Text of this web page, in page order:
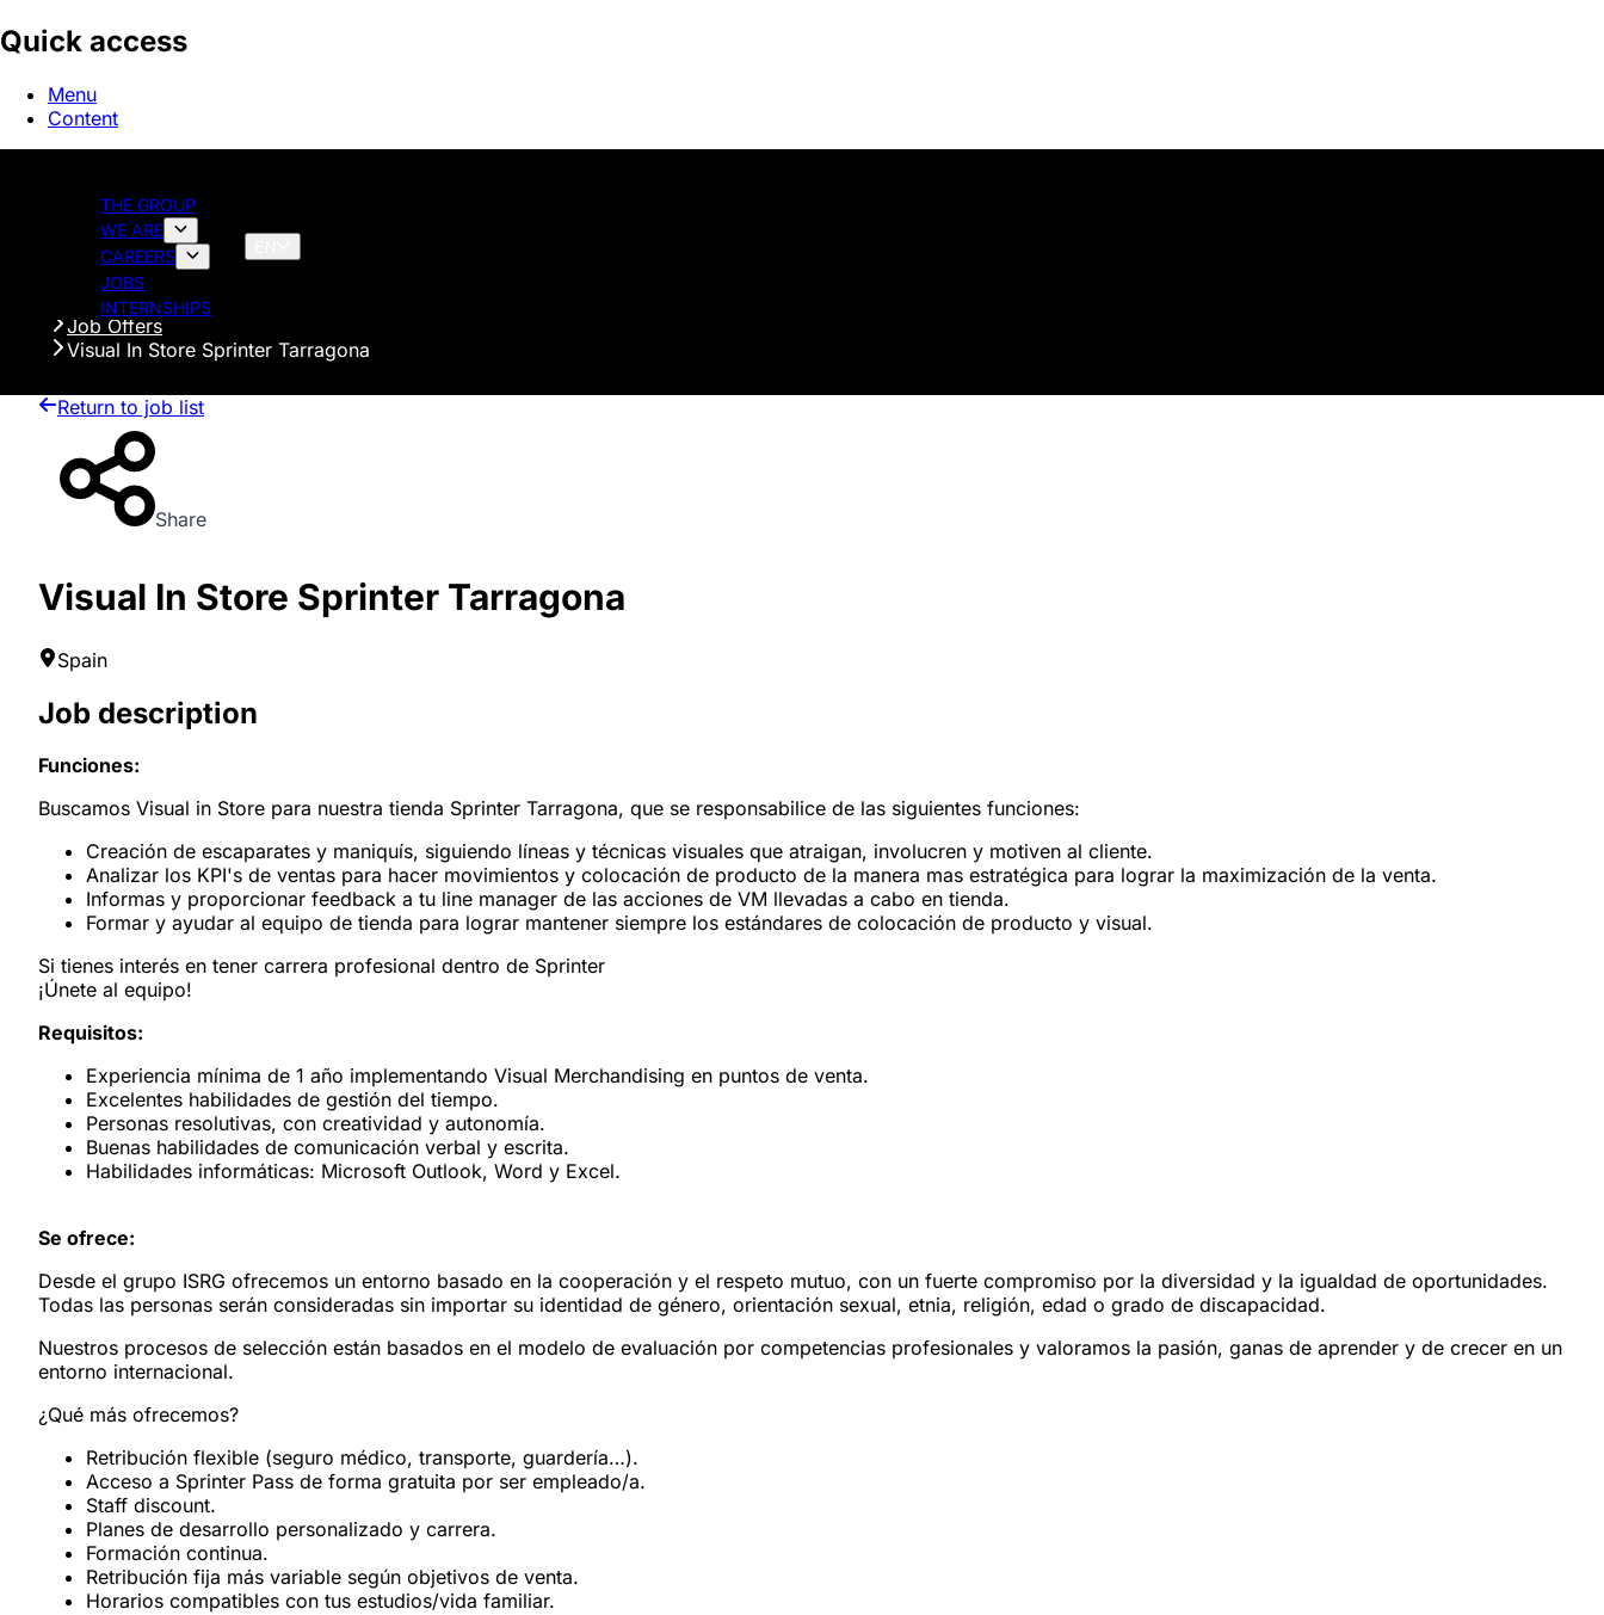
Quick access
Menu
Content
THE GROUP
WE ARE
CAREERS
JOBS
INTERNSHIPS
Homepage
Job Offers
Visual In Store Sprinter Tarragona
Return to job list
Share
Visual In Store Sprinter Tarragona
Spain
Job description
Funciones:
Buscamos Visual in Store para nuestra tienda Sprinter Tarragona, que se responsabilice de las siguientes funciones:
Creación de escaparates y maniquís, siguiendo líneas y técnicas visuales que atraigan, involucren y motiven al cliente.
Analizar los KPI's de ventas para hacer movimientos y colocación de producto de la manera mas estratégica para lograr la maximización de la venta.
Informas y proporcionar feedback a tu line manager de las acciones de VM llevadas a cabo en tienda.
Formar y ayudar al equipo de tienda para lograr mantener siempre los estándares de colocación de producto y visual.
Si tienes interés en tener carrera profesional dentro de Sprinter
¡Únete al equipo!
Requisitos:
Experiencia mínima de 1 año implementando Visual Merchandising en puntos de venta.
Excelentes habilidades de gestión del tiempo.
Personas resolutivas, con creatividad y autonomía.
Buenas habilidades de comunicación verbal y escrita.
Habilidades informáticas: Microsoft Outlook, Word y Excel.
Se ofrece:
Desde el grupo ISRG ofrecemos un entorno basado en la cooperación y el respeto mutuo, con un fuerte compromiso por la diversidad y la igualdad de oportunidades.
Todas las personas serán consideradas sin importar su identidad de género, orientación sexual, etnia, religión, edad o grado de discapacidad.
Nuestros procesos de selección están basados en el modelo de evaluación por competencias profesionales y valoramos la pasión, ganas de aprender y de crecer en un
entorno internacional.
¿Qué más ofrecemos?
Retribución flexible (seguro médico, transporte, guardería…).
Acceso a Sprinter Pass de forma gratuita por ser empleado/a.
Staff discount.
Planes de desarrollo personalizado y carrera.
Formación continua.
Retribución fija más variable según objetivos de venta.
Horarios compatibles con tus estudios/vida familiar.